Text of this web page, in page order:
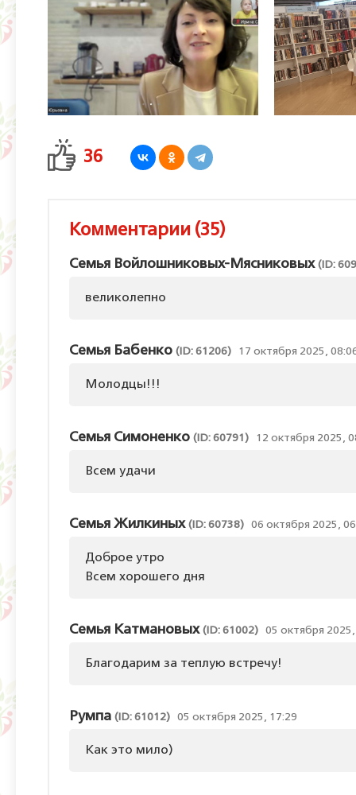
36
Комментарии (35)
Семья Войлошниковых-Мясниковых (ID:
великолепно
Семья Бабенко (ID: 61206) 17 октября 2025,
Молодцы!!!
Семья Симоненко (ID: 60791) 12 октября 2025,
Всем удачи
Семья Жилкиных (ID: 60738) 06 октября 2025,
Доброе утро
Всем хорошего дня
Семья Катмановых (ID: 61002) 05 октября
Благодарим за теплую встречу!
Румпа (ID: 61012) 05 октября 2025, 17:29
Как это мило)